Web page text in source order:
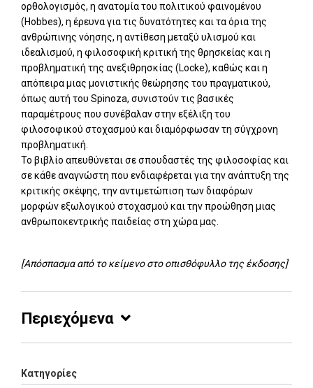
ορθολογισμός, η ανατομία του πολιτικού φαινομένου
(Hobbes), η έρευνα για τις δυνατότητες και τα όρια της
ανθρώπινης νόησης, η αντίθεση μεταξύ υλισμού και
ιδεαλισμού, η φιλοσοφική κριτική της θρησκείας και η
προβληματική της ανεξιθρησκίας (Locke), καθώς και η
απόπειρα μιας μονιστικής θεώρησης του πραγματικού,
όπως αυτή του Spinoza, συνιστούν τις βασικές
παραμέτρους που συνέβαλαν στην εξέλιξη του
φιλοσοφικού στοχασμού και διαμόρφωσαν τη σύγχρονη
προβληματική.
Το βιβλίο απευθύνεται σε σπουδαστές της φιλοσοφίας και
σε κάθε αναγνώστη που ενδιαφέρεται για την ανάπτυξη της
κριτικής σκέψης, την αντιμετώπιση των διαφόρων
μορφών εξωλογικού στοχασμού και την προώθηση μιας
ανθρωποκεντρικής παιδείας στη χώρα μας.
[Απόσπασμα από το κείμενο στο οπισθόφυλλο της έκδοσης]
Περιεχόμενα
Κατηγορίες